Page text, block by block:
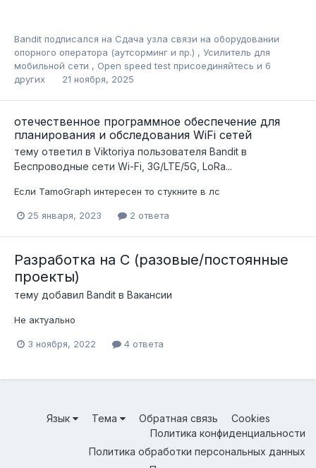
Bandit подписался на Сдача узла связи на оборудовании
опорного оператора (аутсорминг и пр.) , Усилитель для
мобильной сети , Open speed test присоединяйтесь и 6
других
21 ноября, 2025
отечественное программное обеспечение для
планирования и обследования WiFi сетей
тему ответил в Viktoriya пользователя Bandit в
Беспроводные сети Wi-Fi, 3G/LTE/5G, LoRa...
Если TamoGraph интересен то стукните в лс
25 января, 2023 2 ответа
Разработка на С (разовые/постоянные
проекты)
тему добавил Bandit в Вакансии
Не актуально
3 ноября, 2022 4 ответа
Язык Тема Обратная связь
Cookies
Политика конфиденциальности
Политика обработки персональных данных